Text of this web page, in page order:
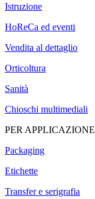
Istruzione
HoReCa ed eventi
Vendita al dettaglio
Orticoltura
Sanità
Chioschi multimediali
PER APPLICAZIONE
Packaging
Etichette
Transfer e serigrafia